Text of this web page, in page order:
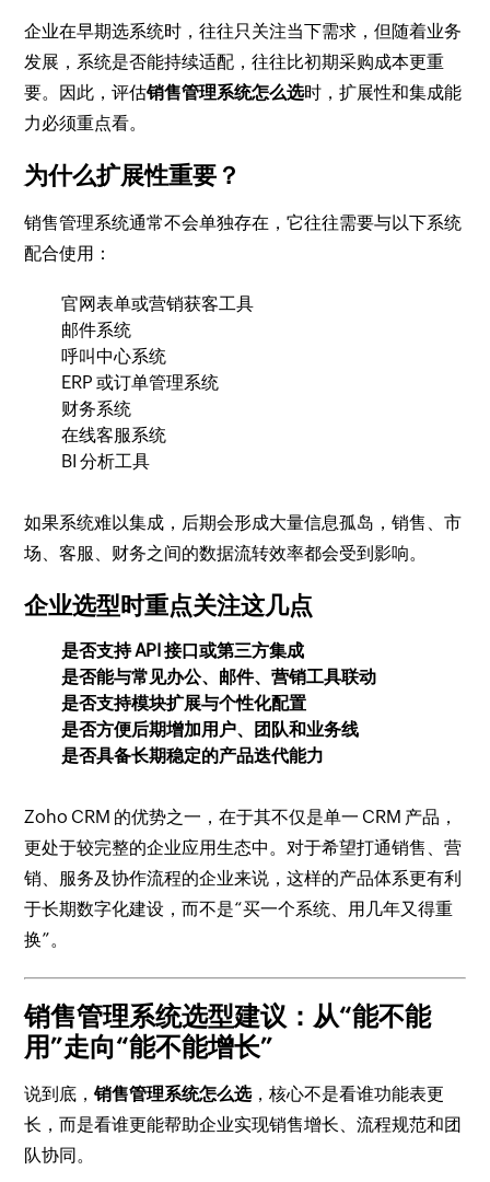
企业在早期选系统时，往往只关注当下需求，但随着业务
发展，系统是否能持续适配，往往比初期采购成本更重
要。因此，评估销售管理系统怎么选时，扩展性和集成能
力必须重点看。
为什么扩展性重要？
销售管理系统通常不会单独存在，它往往需要与以下系统
配合使用：
官网表单或营销获客工具
邮件系统
呼叫中心系统
ERP 或订单管理系统
财务系统
在线客服系统
BI 分析工具
如果系统难以集成，后期会形成大量信息孤岛，销售、市
场、客服、财务之间的数据流转效率都会受到影响。
企业选型时重点关注这几点
是否支持 API 接口或第三方集成
是否能与常见办公、邮件、营销工具联动
是否支持模块扩展与个性化配置
是否方便后期增加用户、团队和业务线
是否具备长期稳定的产品迭代能力
Zoho CRM 的优势之一，在于其不仅是单一 CRM 产品，
更处于较完整的企业应用生态中。对于希望打通销售、营
销、服务及协作流程的企业来说，这样的产品体系更有利
于长期数字化建设，而不是“买一个系统、用几年又得重
换”。
销售管理系统选型建议：从“能不能
用”走向“能不能增长”
说到底，销售管理系统怎么选，核心不是看谁功能表更
长，而是看谁更能帮助企业实现销售增长、流程规范和团
队协同。